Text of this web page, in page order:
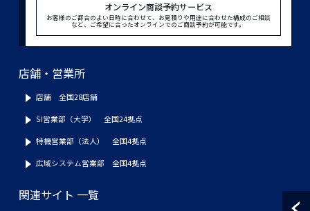
オンライン商談予約サービス
お客様のご都合のよい日時に合わせて、お見積りや用途に合わせた構成のご相談
など、ご希望に合ったオンラインでのご商談予約が可能です。
店舗・営業所
店舗 全国28店舗
SI営業部（大学） 全国24拠点
特機営業部（法人） 全国4拠点
広域システム営業部 全国4拠点
関連サイト 一覧